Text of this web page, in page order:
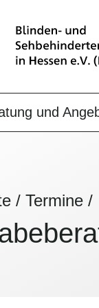
und
/ Termine /